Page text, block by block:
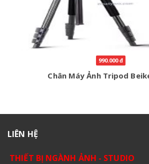
990.000 đ
Chân Máy Ảnh Tripod
LIÊN HỆ
THIẾT BỊ NGÀNH ẢNH - STUDIO